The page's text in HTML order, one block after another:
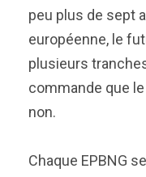
peu plus de sept
européenne, le
plusieurs
commande que
non.
Chaque EPBNG